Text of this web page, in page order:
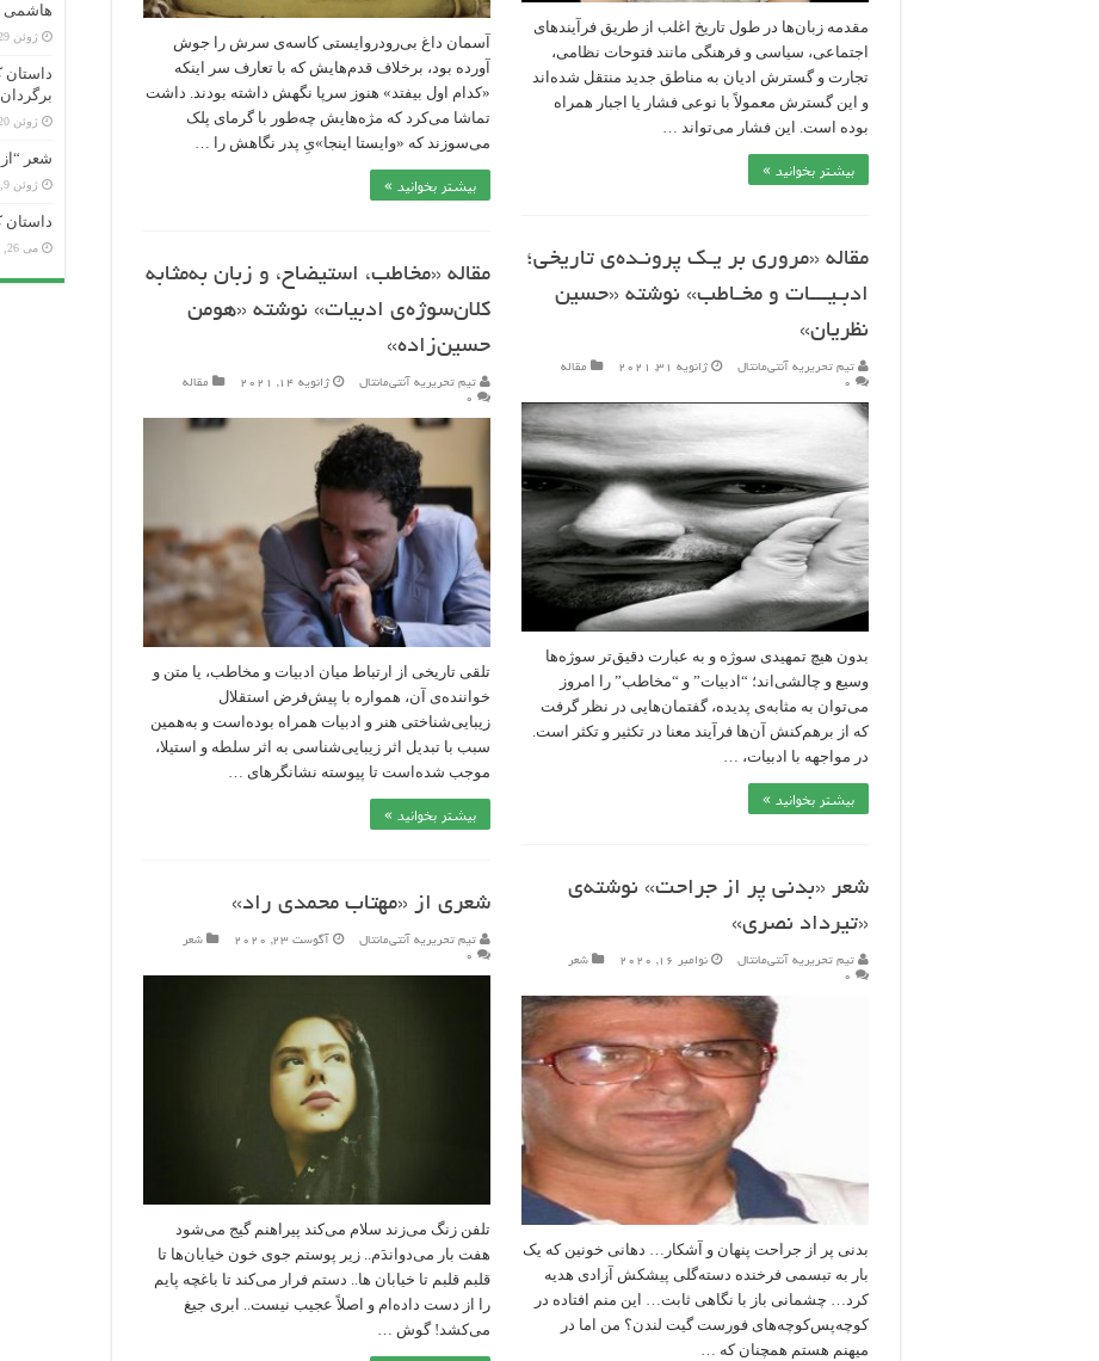
مقدمه زبان‌ها در طول تاریخ اغلب از طریق فرآیندهای
اجتماعی، سیاسی و فرهنگی مانند فتوحات نظامی،
تجارت و گسترش ادیان به مناطق جدید منتقل شده‌اند
و این گسترش معمولاً با نوعی فشار یا اجبار همراه
بوده است. این فشار می‌تواند …
بیشتر بخوانید »
آسمان داغ بی‌رودروایستی کاسه‌ی سرش را جوش
آورده بود، برخلاف قدم‌هایش که با تعارف سر اینکه
«کدام اول بیفتد» هنوز سرپا نگهش داشته بودند. داشت
تماشا می‌کرد که مژه‌هایش چه‌طور با گرمای پلک
می‌سوزند که «وایستا اینجا»یِ پدر نگاهش را …
بیشتر بخوانید »
مقاله «مروری بر یـک پرونـده‌ی تاریخی؛
ادبـیـــات و مخـاطب» نوشته «حسین
نظریان»
تیم تحریریه آنتی‌مانتال ژانویه 31, 2021
مقاله
۰
بدون هیچ تمهیدی سوژه و به عبارت دقیق‌تر سوژه‌ها
وسیع و چالشی‌اند؛ “ادبیات” و “مخاطب” را امروز
می‌توان به مثابه‌ی پدیده، گفتمان‌هایی در نظر گرفت
که از برهم‌کنش آن‌ها فرآیند معنا در تکثیر و تکثر است.
در مواجهه با ادبیات، …
بیشتر بخوانید »
مقاله «مخاطب، استیضاح، و زبان به‌مثابه
کلان‌سوژه‌ی ادبیات» نوشته «هومن
حسین‌زاده»
تیم تحریریه آنتی‌مانتال ژانویه 14, 2021
مقاله
۰
تلقی تاریخی از ارتباط میان ادبیات و مخاطب، یا متن و
خواننده‌ی آن، همواره با پیش‌فرض استقلال
زیبایی‌شناختی هنر و ادبیات همراه بوده‌است و به‌همین
سبب با تبدیل اثر زیبایی‌شناسی به اثر سلطه و استیلا،
موجب شده‌است تا پیوسته نشانگرهای …
بیشتر بخوانید »
شعر «بدنی پر از جراحت» نوشته‌ی
«تیرداد نصری»
تیم تحریریه آنتی‌مانتال نوامبر 16, 2020
شعر
۰
بدنی پر از جراحت پنهان و آشکار… دهانی خونین که یک
بار به تبسمی فرخنده دسته‌گلی پیشکش آزادی هدیه
کرد… چشمانی باز با نگاهی ثابت… این منم افتاده در
کوچه‌پس‌کوچه‌های فورست گیت لندن؟ من اما در
میهنم هستم همچنان که …
شعری از «مهتاب محمدی راد»
تیم تحریریه آنتی‌مانتال آگوست 23, 2020
شعر
۰
تلفن زنگ می‌زند سلام می‌کند پیراهنم گیج می‌شود
هفت بار می‌دواندَم.. زیر پوستم جوی خون خیابان‌ها تا
قلبم قلبم تا خیابان ها.. دستم فرار می‌کند تا باغچه پایم
را از دست داده‌ام و اصلاً عجیب نیست.. ابری جیغ
می‌کشد! گوش …
هاشمی
ژوئن 29, 2026
داستان
ژوئن 20, 2026
شعر
ژوئن 9, 2026
داستان
می 26, 2026